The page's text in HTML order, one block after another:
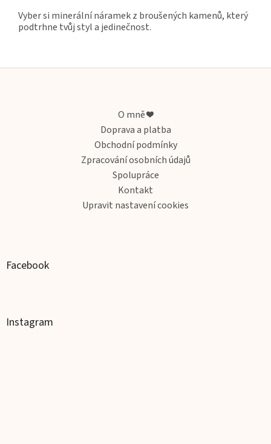
Vyber si minerální náramek z broušených kamenů, který
podtrhne tvůj styl a jedinečnost.
Z
O mně ❤️
Doprava a platba
Obchodní podmínky
Zpracování osobních údajů
Spolupráce
Kontakt
Upravit nastavení cookies
Facebook
Instagram